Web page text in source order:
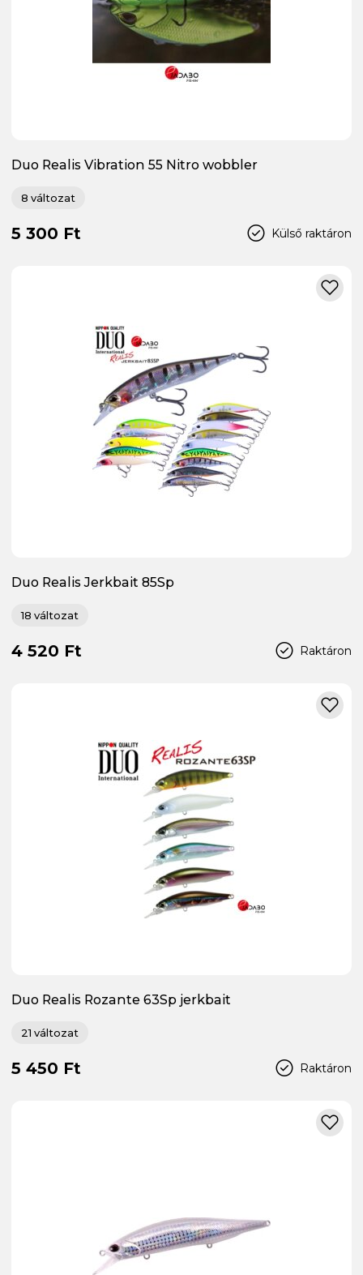
Duo Realis Vibration 55 Nitro wobbler
8 változat
Külső raktáron
5 300 Ft
Duo Realis Jerkbait 85Sp
18 változat
Raktáron
4 520 Ft
Duo Realis Rozante 63Sp jerkbait
21 változat
Raktáron
5 450 Ft